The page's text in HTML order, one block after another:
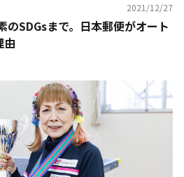
2021/12/27
のSDGsまで。日本郵便がオート
由